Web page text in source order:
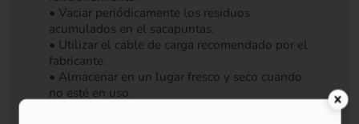
• Vaciar periódicamente los residuos
acumulados en el sacapuntas.
• Utilizar el cable de carga recomendado por el
fabricante.
• Almacenar en un lugar fresco y seco cuando
no esté en uso.